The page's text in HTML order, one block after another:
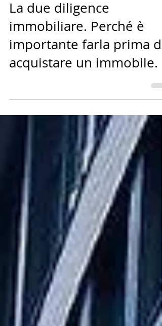
13 gen 2021 Tempo di lettura: 3 min
La due diligence
immobiliare. Perché è
importante farla prima di
acquistare un immobile.